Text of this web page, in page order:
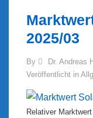
2025/03
By Dr. Andreas
Veröffentlicht in
Relativer